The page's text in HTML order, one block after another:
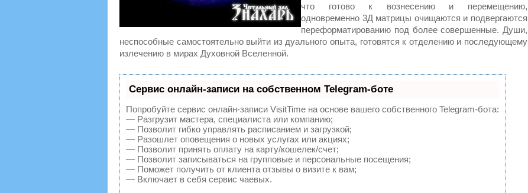
что готово к вознесению и перемещению,
одновременно 3Д матрицы очищаются и подвергаются
переформатированию под более совершенные. Души,
неспособные самостоятельно выйти из дуального опыта, готовятся к отделению и последующему
излечению в мирах Духовной Вселенной.
Сервис онлайн-записи на собственном Telegram-боте
Попробуйте сервис онлайн-записи VisitTime на основе вашего собственного Telegram-бота:
— Разгрузит мастера, специалиста или компанию;
— Позволит гибко управлять расписанием и загрузкой;
— Разошлет оповещения о новых услугах или акциях;
— Позволит принять оплату на карту/кошелек/счет;
— Позволит записываться на групповые и персональные посещения;
— Поможет получить от клиента отзывы о визите к вам;
— Включает в себя сервис чаевых.